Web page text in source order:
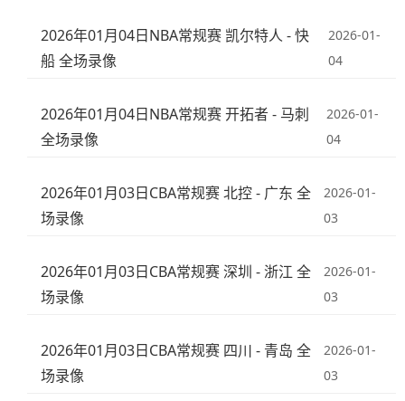
2026年01月04日NBA常规赛 凯尔特人 - 快
船 全场录像
2026-01-
04
2026年01月04日NBA常规赛 开拓者 - 马刺
全场录像
2026-01-
04
2026年01月03日CBA常规赛 北控 - 广东 全
场录像
2026-01-
03
2026年01月03日CBA常规赛 深圳 - 浙江 全
场录像
2026-01-
03
2026年01月03日CBA常规赛 四川 - 青岛 全
场录像
2026-01-
03